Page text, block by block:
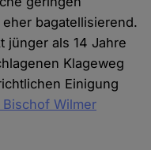
bagatellisierend.
jünger als 14 Jahre
Klageweg
Einigung
Wilmer